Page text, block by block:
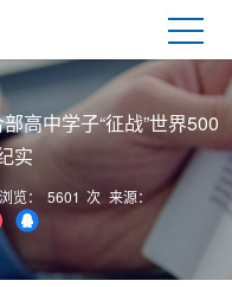
高中学子“征战”世界500
实
浏览： 5601 次 来源：